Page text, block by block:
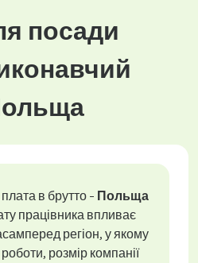
посади
в брутто - Польща
працівника впливає
регіон, у якому
розмір компанії